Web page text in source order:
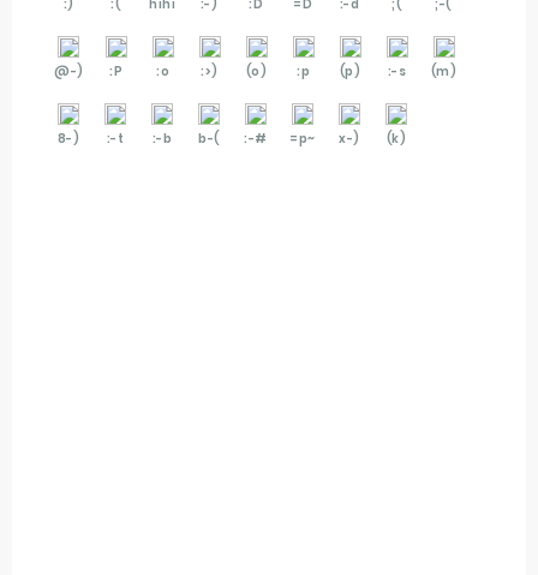
:) :( hihi :-) :D =D :-d ;( ;-(
@-) :P :o :>) (o) :p (p) :-s (m)
8-) :-t :-b b-( :-# =p~ x-) (k)